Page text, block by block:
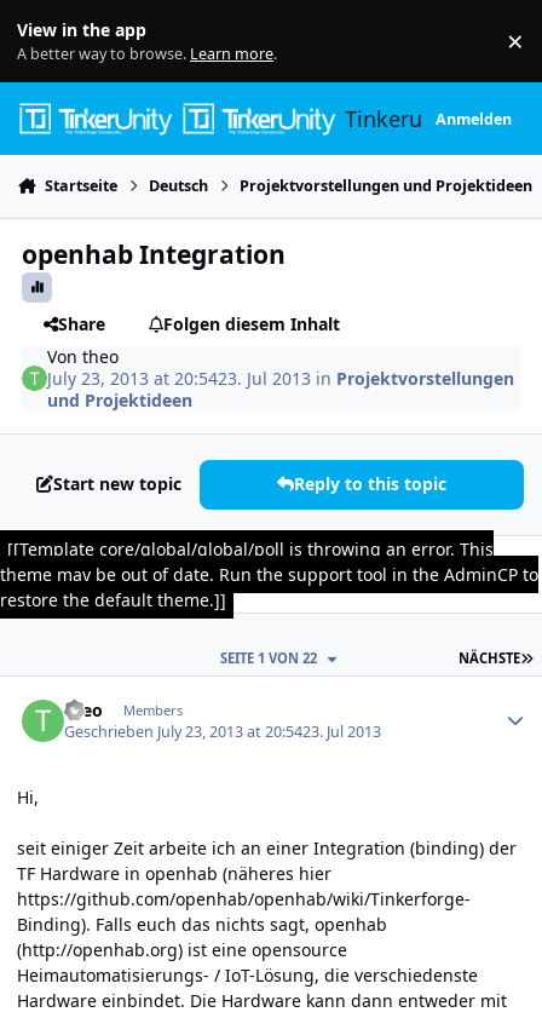
View in the app
A better way to browse. Learn more. ×
TinkerunityAnmelden
Startseite Deutsch Projektvorstellungen und Projektideen
openhab Integration
Share
Folgen diesem Inhalt
Vontheo
July 23, 2013 at 20:5423. Jul 2013 in Projektvorstellungen
und Projektideen
Start new topic Reply to this topic
[[Template core/global/global/poll is throwing an error. This
theme may be out of date. Run the support tool in the AdminCP to
restore the default theme.]]
NÄCHSTE
SEITE 1 VON 22
theo Members
Geschrieben July 23, 2013 at 20:5423. Jul 2013
Hi,
seit einiger Zeit arbeite ich an einer Integration (binding) der
TF Hardware in openhab (näheres hier
https://github.com/openhab/openhab/wiki/Tinkerforge-
Binding). Falls euch das nichts sagt, openhab
(http://openhab.org) ist eine opensource
Heimautomatisierungs- / IoT-Lösung, die verschiedenste
Hardware einbindet. Die Hardware kann dann entweder mit